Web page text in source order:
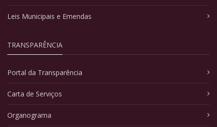
Leis Municipais e Emendas
TRANSPARÊNCIA
Portal da Transparência
Carta de Serviços
Organograma